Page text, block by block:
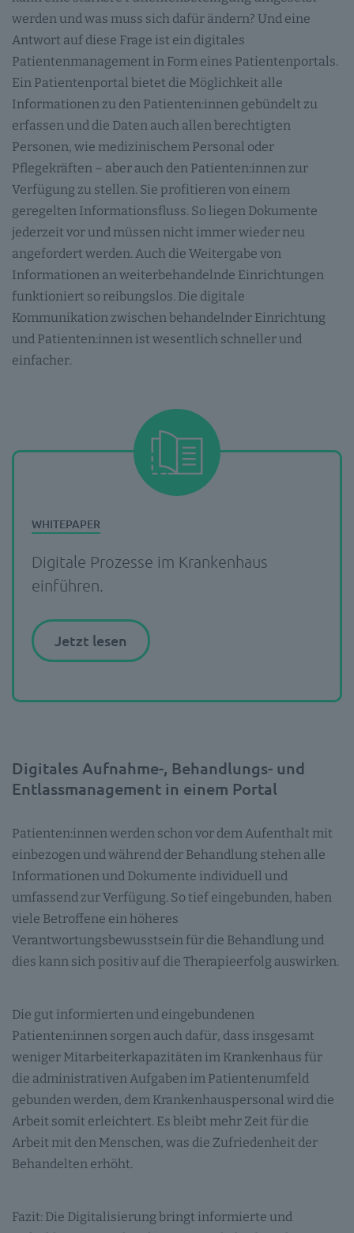
werden und was muss sich dafür ändern? Und eine
Antwort auf diese Frage ist ein digitales
Patientenmanagement in Form eines Patientenportals.
Ein Patientenportal bietet die Möglichkeit alle
Informationen zu den Patienten:innen gebündelt zu
erfassen und die Daten auch allen berechtigten
Personen, wie medizinischem Personal oder
Pflegekräften – aber auch den Patienten:innen zur
Verfügung zu stellen. Sie profitieren von einem
geregelten Informationsfluss. So liegen Dokumente
jederzeit vor und müssen nicht immer wieder neu
angefordert werden. Auch die Weitergabe von
Informationen an weiterbehandelnde Einrichtungen
funktioniert so reibungslos. Die digitale
Kommunikation zwischen behandelnder Einrichtung
und Patienten:innen ist wesentlich schneller und
einfacher.
Digitale Prozesse im Krankenhaus
einführen.
Jetzt lesen
Digitales Aufnahme-, Behandlungs- und
Entlassmanagement in einem Portal
Patienten:innen werden schon vor dem Aufenthalt mit
einbezogen und während der Behandlung stehen alle
Informationen und Dokumente individuell und
umfassend zur Verfügung. So tief eingebunden, haben
viele Betroffene ein höheres
Verantwortungsbewusstsein für die Behandlung und
dies kann sich positiv auf die Therapieerfolg auswirken.
Die gut informierten und eingebundenen
Patienten:innen sorgen auch dafür, dass insgesamt
weniger Mitarbeiterkapazitäten im Krankenhaus für
die administrativen Aufgaben im Patientenumfeld
gebunden werden, dem Krankenhauspersonal wird die
Arbeit somit erleichtert. Es bleibt mehr Zeit für die
Arbeit mit den Menschen, was die Zufriedenheit der
Behandelten erhöht.
Fazit: Die Digitalisierung bringt informierte und